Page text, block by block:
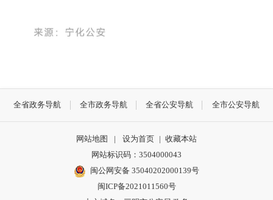
全省政务导航 全市政务导航 全省公安导航 全市公安导航
网站地图 | 设为首页 | 收藏本站
网站标识码：3504000043
闽公网安备 35040202000139号
闽ICP备2021011560号